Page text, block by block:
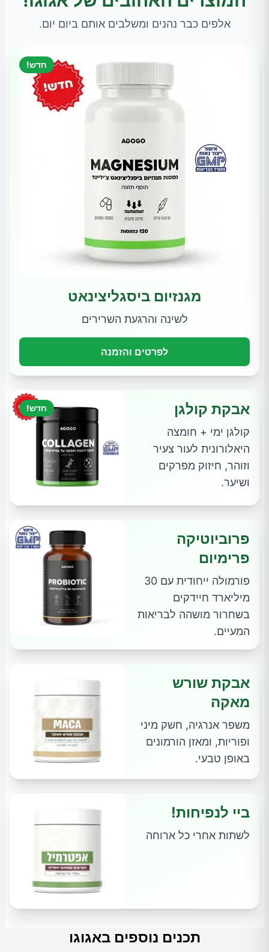
אלפים כבר נהנים ומשלבים אותם ביום יום.
חדש!
מגנזיום ביסגליצינאט
לשינה והרגעת השרירים
לפרטים והזמנה
חדש! אבקת קולגן
קולגן ימי + חומצה
היאלורונית לעור צעיר
וזוהר, חיזוק מפרקים
ושיער.
פרוביוטיקה
פרימיום
פורמולה ייחודית עם 30
מיליארד חיידקים
בשחרור מושהה לבריאות
המעיים.
אבקת שורש
מאקה
משפר אנרגיה, חשק מיני
ופוריות, ומאזן הורמונים
באופן טבעי.
ביי לנפיחות!
לשתות אחרי כל ארוחה
תכנים נוספים באגוגו